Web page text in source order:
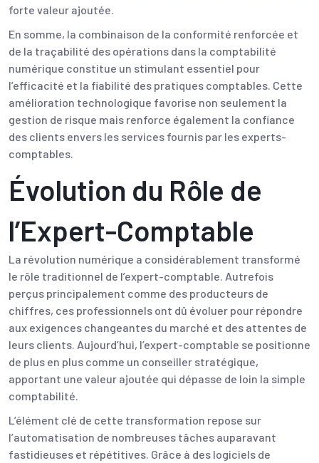
forte valeur ajoutée.
En somme, la combinaison de la conformité renforcée et
de la traçabilité des opérations dans la comptabilité
numérique constitue un stimulant essentiel pour
l’efficacité et la fiabilité des pratiques comptables. Cette
amélioration technologique favorise non seulement la
gestion de risque mais renforce également la confiance
des clients envers les services fournis par les experts-
comptables.
Évolution du Rôle de
l’Expert-Comptable
La révolution numérique a considérablement transformé
le rôle traditionnel de l’expert-comptable. Autrefois
perçus principalement comme des producteurs de
chiffres, ces professionnels ont dû évoluer pour répondre
aux exigences changeantes du marché et des attentes de
leurs clients. Aujourd’hui, l’expert-comptable se positionne
de plus en plus comme un conseiller stratégique,
apportant une valeur ajoutée qui dépasse de loin la simple
comptabilité.
L’élément clé de cette transformation repose sur
l’automatisation de nombreuses tâches auparavant
fastidieuses et répétitives. Grâce à des logiciels de